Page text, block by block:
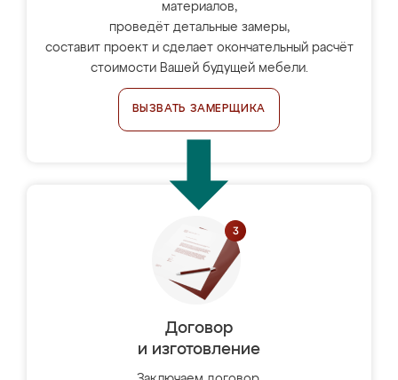
материалов,
проведёт детальные замеры,
составит проект и сделает окончательный расчёт
стоимости Вашей будущей мебели.
ВЫЗВАТЬ ЗАМЕРЩИКА
Договор
и изготовление